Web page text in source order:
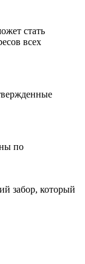
стать
всех
по
забор, который